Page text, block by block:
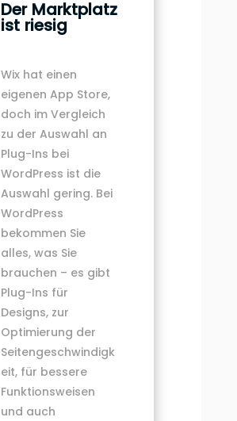
Der Marktplatz
ist riesig
Wix hat einen
eigenen App Store,
doch im Vergleich
zu der Auswahl an
Plug-Ins bei
WordPress ist die
Auswahl gering. Bei
WordPress
bekommen Sie
alles, was Sie
brauchen – es gibt
Plug-Ins für
Designs, zur
Optimierung der
Seitengeschwindigk
eit, für bessere
Funktionsweisen
und auch